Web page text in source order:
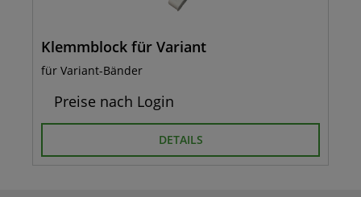
Klemmblock für Variant
für Variant-Bänder
Preise nach Login
DETAILS